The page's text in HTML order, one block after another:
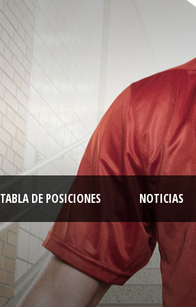
TABLA DE POSICIONES NOTICIAS